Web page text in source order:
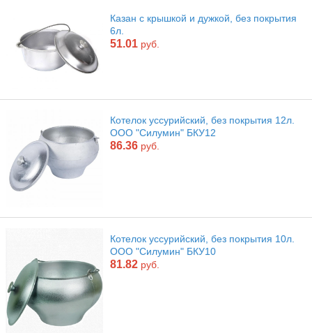
Казан с крышкой и дужкой, без покрытия
6л.
51.01 руб.
Котелок уссурийский, без покрытия 12л.
ООО "Силумин" БКУ12
86.36 руб.
Котелок уссурийский, без покрытия 10л.
ООО "Силумин" БКУ10
81.82 руб.